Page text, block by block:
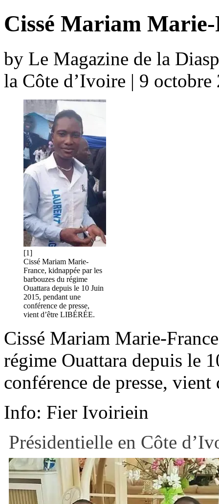
Cissé Mariam
by Le Magazine de la
la Côte d’Ivoire | 9
[1]
Cissé Mariam Marie-
France, kidnappée par les
barbouzes du régime
Ouattara depuis le 10 Juin
2015, pendant une
conférence de presse,
vient d’être LIBÉRÉE.
Cissé Mariam Marie-
régime Ouattara depuis le
conférence de presse,
Info: Fier Ivoiriein
Présidentielle en Côte